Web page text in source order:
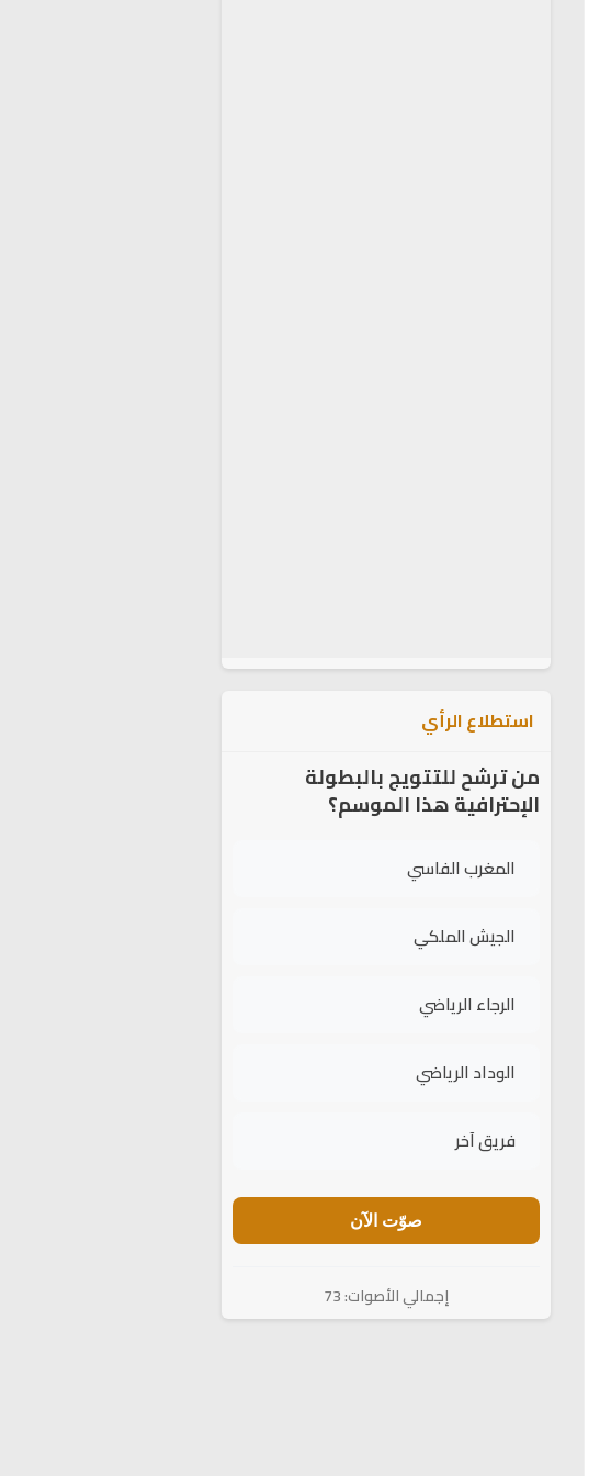
استطلاع الرأي
من ترشح للتتويج بالبطولة
الإحترافية هذا الموسم؟
المغرب الفاسي
الجيش الملكي
الرجاء الرياضي
الوداد الرياضي
فريق آخر
صوّت الآن
إجمالي الأصوات: 73